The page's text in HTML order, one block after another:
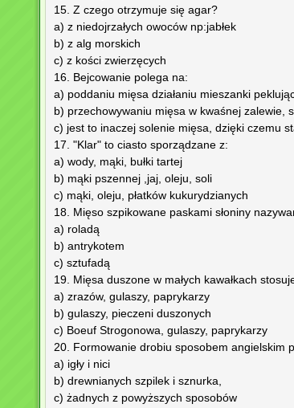
15. Z czego otrzymuje się agar?
a) z niedojrzałych owoców np:jabłek
b) z alg morskich
c) z kości zwierzęcych
16. Bejcowanie polega na:
a) poddaniu mięsa działaniu mieszanki
b) przechowywaniu mięsa w kwaśnej zalewie,
c) jest to inaczej solenie mięsa, dzięki czemu
17. "Klar" to ciasto sporządzane z:
a) wody, mąki, bułki tartej
b) mąki pszennej ,jaj, oleju, soli
c) mąki, oleju, płatków kukurydzianych
18. Mięso szpikowane paskami słoniny
a) roladą
b) antrykotem
c) sztufadą
19. Mięsa duszone w małych kawałkach
a) zrazów, gulaszy, paprykarzy
b) gulaszy, pieczeni duszonych
c) Boeuf Strogonowa, gulaszy, paprykarzy
20. Formowanie drobiu sposobem angielskim
a) igły i nici
b) drewnianych szpilek i sznurka,
c) żadnych z powyższych sposobów